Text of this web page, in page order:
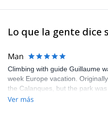
around the world, particularly
instructor awards, and I am a
Lo que la gente dice
Man
Climbing with guide Guillaume
week Europe vacation.
the Calanques, but the park
danger. Guillaume chose
Ver más